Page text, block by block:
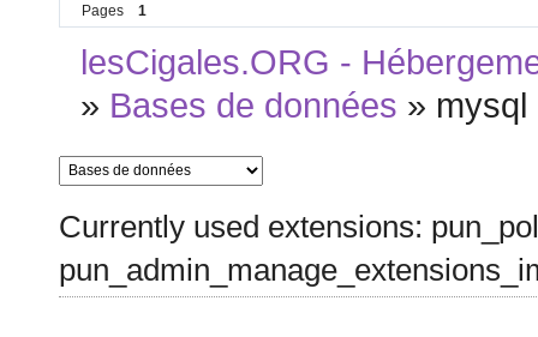
Pages 1
lesCigales.ORG -
» Bases de données » mysql
Currently used extensions: